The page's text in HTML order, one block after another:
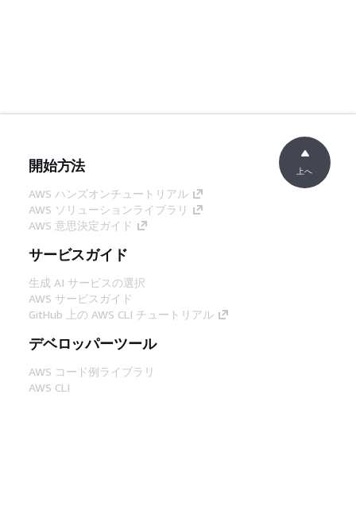
開始方法
AWS ハンズオンチュートリアル
AWS ソリューションライブラリ
AWS 意思決定ガイド
サービスガイド
生成 AI サービスの選択
AWS サービスガイド
GitHub 上の AWS CLI チュートリアル
デベロッパーツール
AWS コード例ライブラリ
AWS CLI
上へ